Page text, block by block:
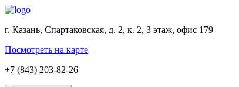
г. Казань, Спартаковская, д. 2, к. 2, 3 этаж, офис 179
Посмотреть на карте
+7 (843) 203-82-26